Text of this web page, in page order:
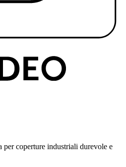
coperture industriali durevole e